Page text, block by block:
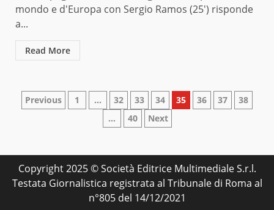
mondo e d'Europa con Sergio Ramos (25') risponde
a...
Read More
Paginazione
articoli
Previous 1 … 32 33 34 35 36 37
38
…
40 Next
Copyright 2025 © Società Editrice Multimediale S.r.l.
Testata Giornalistica registrata al Tribunale di Roma al
n°805 del 14/12/2021